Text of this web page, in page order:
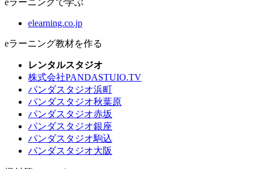
elearning.co.jp
eラーニング教材を作る
レンタルスタジオ
株式会社PANDASTUIO.TV
パンダスタジオ浜町
パンダスタジオ秋葉原
パンダスタジオ赤坂
パンダスタジオ銀座
パンダスタジオ駒込
パンダスタジオ大阪